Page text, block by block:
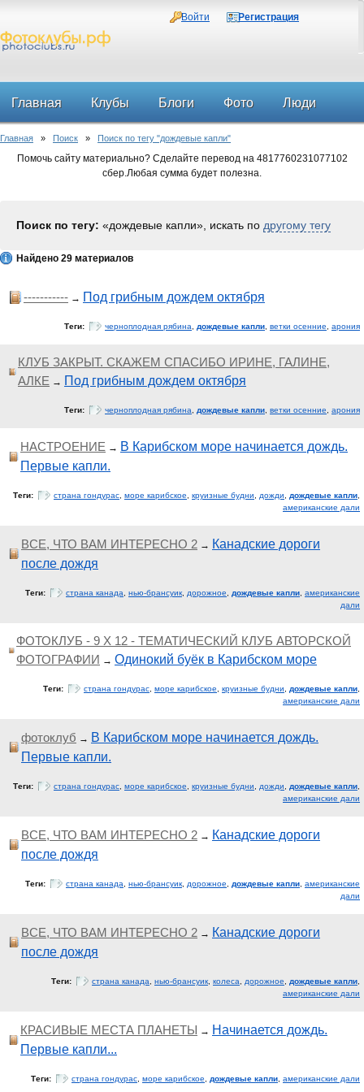
Войти Регистрация
Главная Клубы Блоги Фото Люди
Форум
Главная » Поиск » Поиск по тегу "дождевые капли"
Помочь сайту материально? Сделайте перевод на 4817760231077102
сбер.Любая сумма будет полезна.
Поиск по тегу: «дождевые капли», искать по другому тегу
Найдено 29 материалов
----------- → Под грибным дождем октября
Теги: черноплодная рябина дождевые капли ветки осенние арония
КЛУБ ЗАКРЫТ. СКАЖЕМ СПАСИБО ИРИНЕ, ГАЛИНЕ,
АЛКЕ → Под грибным дождем октября
Теги: черноплодная рябина дождевые капли ветки осенние арония
НАСТРОЕНИЕ → В Карибском море начинается дождь.
Первые капли.
Теги: страна гондурас море карибское круизные будни дожди дождевые капли
американские дали
ВСЕ, ЧТО ВАМ ИНТЕРЕСНО 2 → Канадские дороги
после дождя
Теги: страна канада нью-брансуик дорожное дождевые капли американские
дали
ФОТОКЛУБ - 9 Х 12 - ТЕМАТИЧЕСКИЙ КЛУБ АВТОРСКОЙ
ФОТОГРАФИИ → Одинокий буёк в Карибском море
Теги: страна гондурас море карибское круизные будни дождевые капли
американские дали
фотоклуб → В Карибском море начинается дождь.
Первые капли.
Теги: страна гондурас море карибское круизные будни дожди дождевые капли
американские дали
ВСЕ, ЧТО ВАМ ИНТЕРЕСНО 2 → Канадские дороги
после дождя
Теги: страна канада нью-брансуик дорожное дождевые капли американские
дали
ВСЕ, ЧТО ВАМ ИНТЕРЕСНО 2 → Канадские дороги
после дождя
Теги: страна канада нью-брансуик колеса дорожное дождевые капли
американские дали
КРАСИВЫЕ МЕСТА ПЛАНЕТЫ → Начинается дождь.
Первые капли...
Теги: страна гондурас море карибское дождевые капли американские дали